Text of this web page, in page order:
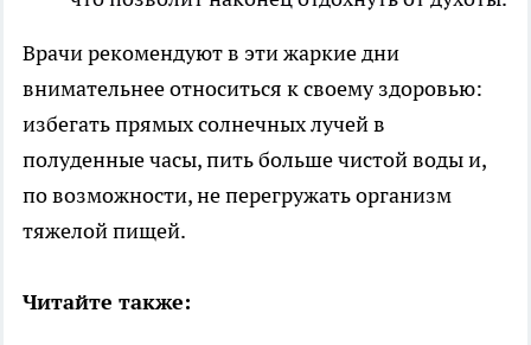
Врачи рекомендуют в эти жаркие дни
внимательнее относиться к своему здоровью:
избегать прямых солнечных лучей в
полуденные часы, пить больше чистой воды и,
по возможности, не перегружать организм
тяжелой пищей.
Читайте также: